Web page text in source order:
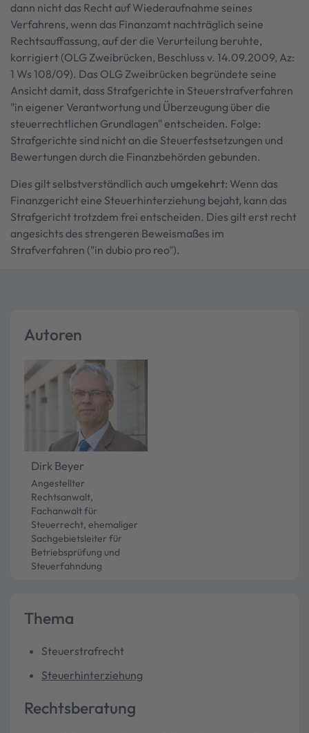
dann nicht das Recht auf Wiederaufnahme seines
Verfahrens, wenn das Finanzamt nachträglich seine
Rechtsauffassung, auf der die Verurteilung beruhte,
korrigiert (OLG Zweibrücken, Beschluss v. 14.09.2009, Az:
1 Ws 108/09). Das OLG Zweibrücken begründete seine
Ansicht damit, dass Strafgerichte in Steuerstrafverfahren
"in eigener Verantwortung und Überzeugung über die
steuerrechtlichen Grundlagen" entscheiden. Folge:
Strafgerichte sind nicht an die Steuerfestsetzungen und
Bewertungen durch die Finanzbehörden gebunden.
Dies gilt selbstverständlich auch umgekehrt: Wenn das
Finanzgericht eine Steuerhinterziehung bejaht, kann das
Strafgericht trotzdem frei entscheiden. Dies gilt erst recht
angesichts des strengeren Beweismaßes im
Strafverfahren ("in dubio pro reo").
Autoren
Dirk Beyer
Angestellter
Rechtsanwalt,
Fachanwalt für
Steuerrecht, ehemaliger
Sachgebietsleiter für
Betriebsprüfung und
Steuerfahndung
Thema
Steuerstrafrecht
Steuerhinterziehung
Rechtsberatung